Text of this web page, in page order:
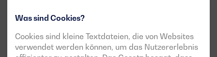
Was sind Cookies?
Cookies sind kleine Textdateien, die von Websites
verwendet werden können, um das Nutzererlebnis
Melden Sie sich für den Newsletter an und erfahren Sie
Veranstaltungen